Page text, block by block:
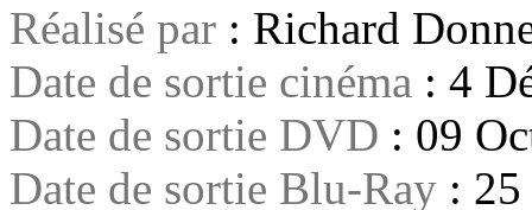
Réalisé par : Richard
Date de sortie cinéma : 4
Date de sortie DVD : 09
Date de sortie Blu-Ray :